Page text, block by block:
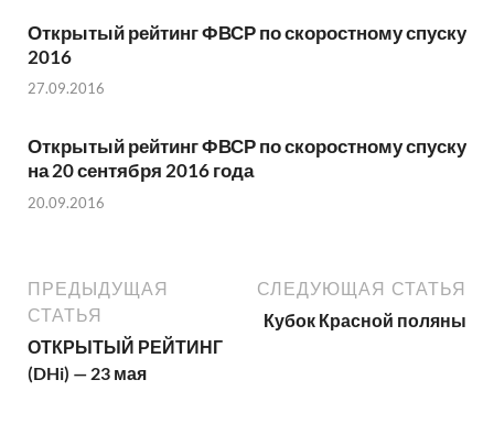
Открытый рейтинг ФВСР по скоростному спуску
2016
27.09.2016
Открытый рейтинг ФВСР по скоростному спуску
на 20 сентября 2016 года
20.09.2016
ПРЕДЫДУЩАЯ
СТАТЬЯ
ОТКРЫТЫЙ РЕЙТИНГ
(DHi) — 23 мая
СЛЕДУЮЩАЯ СТАТЬЯ
Кубок Красной поляны